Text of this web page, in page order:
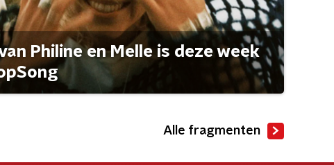
Philine en Melle is deze week
Alle fragmenten